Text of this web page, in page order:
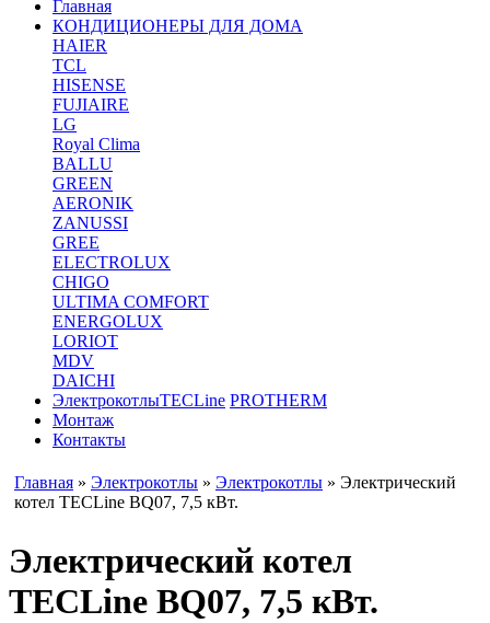
Главная
КОНДИЦИОНЕРЫ ДЛЯ ДОМА
HAIER
TCL
HISENSE
FUJIAIRE
LG
Royal Clima
BALLU
GREEN
AERONIK
ZANUSSI
GREE
ELECTROLUX
CHIGO
ULTIMA COMFORT
ENERGOLUX
LORIOT
MDV
DAICHI
ЭлектрокотлыTECLine PROTHERM
Монтаж
Контакты
Главная » Электрокотлы » Электрокотлы » Электрический
котел TECLine BQ07, 7,5 кВт.
Электрический котел
TECLine BQ07, 7,5 кВт.